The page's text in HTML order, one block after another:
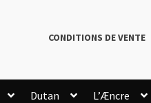
CONDITIONS DE VENTE
Dutan L’Æncre